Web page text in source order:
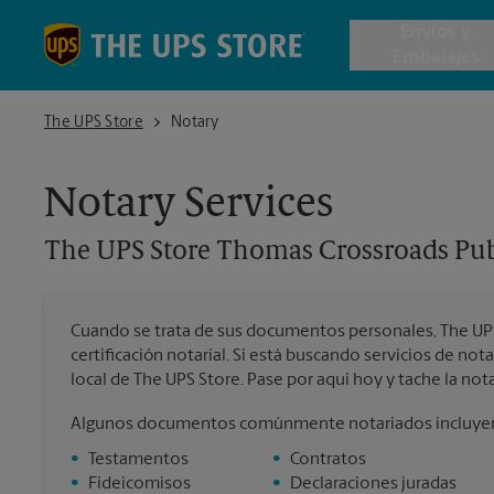
Envío
The UPS Store
The UPS Store Thomas Crossroads Publix Shopping Center
Notary
Notary Services
The UPS Store Thomas Crossroads
Cuando se trata de sus documentos personales, The
certificación notarial. Si está buscando servicios de
local de The UPS Store. Pase por aquí hoy y tache la
Algunos documentos comúnmente notariados
•
Testamentos
•
Fideicomisos
• Contratos
•
Declaraciones juradas